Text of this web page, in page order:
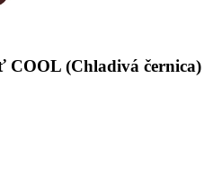
COOL (Chladivá černica)